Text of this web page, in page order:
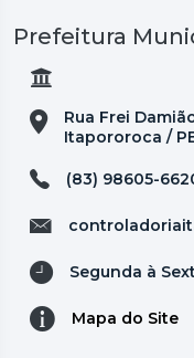
Prefeitura
Rua Frei
Itapororoca /
(83) 98605-
Segunda à
Mapa do Site